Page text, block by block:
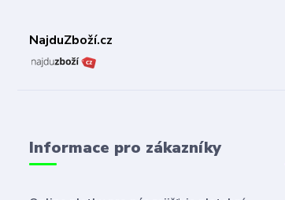
NajduZboží.cz
Informace pro zákazníky